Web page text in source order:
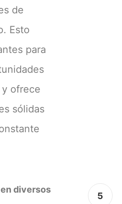
de
Esto
para
ofrece
sólidas
diversos
5